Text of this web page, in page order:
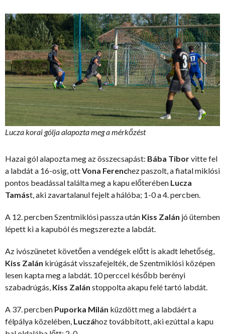
Lucza korai gólja alapozta meg a mérkőzést
Hazai gól alapozta meg az összecsapást: Bába Tiborvitte fel
a labdát a 16-osig, ottVona Ferenchez paszolt, a fiatal miklósi
pontos beadással találta meg a kapu előterében Lucza
Tamást, aki zavartalanul fejelt a hálóba; 1-0 a 4. percben.
A 12. percben Szentmiklósi passza után Kiss Zalán jó ütemben
lépett ki a kapuból és megszerezte a labdát.
Az ivószünetet követően a vendégek előtt is akadt lehetőség,
Kiss Zalán kirúgását visszafejelték, de Szentmiklósi középen
lesen kapta meg a labdát. 10 perccel később berényi
szabadrúgás, Kiss Zalán stoppolta akapu felé tartó labdát.
A 37. percben Puporka Milán küzdött meg a labdáért a
félpálya közelében, Luczához továbbított, aki ezúttal a kapu